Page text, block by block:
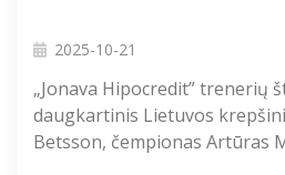
2025-10-21
„Jonava Hipocredit” trenerių
daugkartinis Lietuvos
Betsson, čempionas Artūras